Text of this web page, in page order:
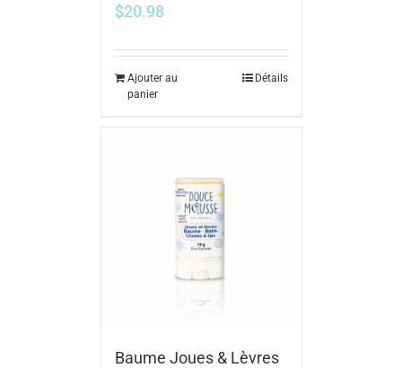
$20.98
Ajouter au
panier
Détails
Baume Joues & Lèvres